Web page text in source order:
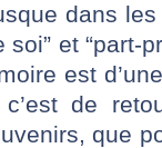
dans les
et “part-
est
de
que